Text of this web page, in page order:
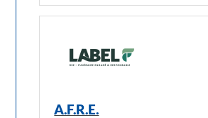
A.F.R.E.